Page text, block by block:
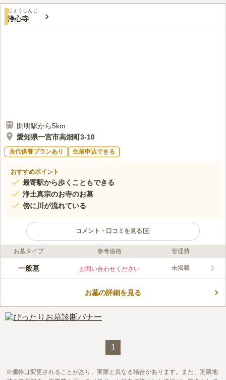
口コミ評価
この霊園はまだ誰からも評価されていません。
じょうしんじ
浄心寺
開明駅から5km
愛知県一宮市高畑町3-10
永代供養プランあり 生前申込できる
おすすめポイント
最寄駅から歩くこともできる
浄土真宗のお寺のお墓
傍に川が流れている
コメント・口コミを見る
ライフドット編集部のコメント
名岐バイパスが近くにあるお寺のお墓です。 駐車場を完備して
です。 ゆっくりと時間を取って協議できるので、家族の意図も
し、通いやすい場所を選べるのでお墓から足が遠のくことがない
でしょう。
口コミ評価
お墓タイプ 参考価格 管理費
一般墓 お問い合わせください 未掲載
お墓の詳細を見る
1
価格は変更されることがあり、実際と異なる場合があります。また、近隣地